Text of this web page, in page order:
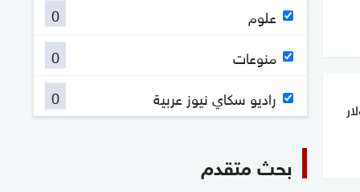
علوم
0
منوعات
0
راديو سكاي نيوز عربية
0
بحث متقدم